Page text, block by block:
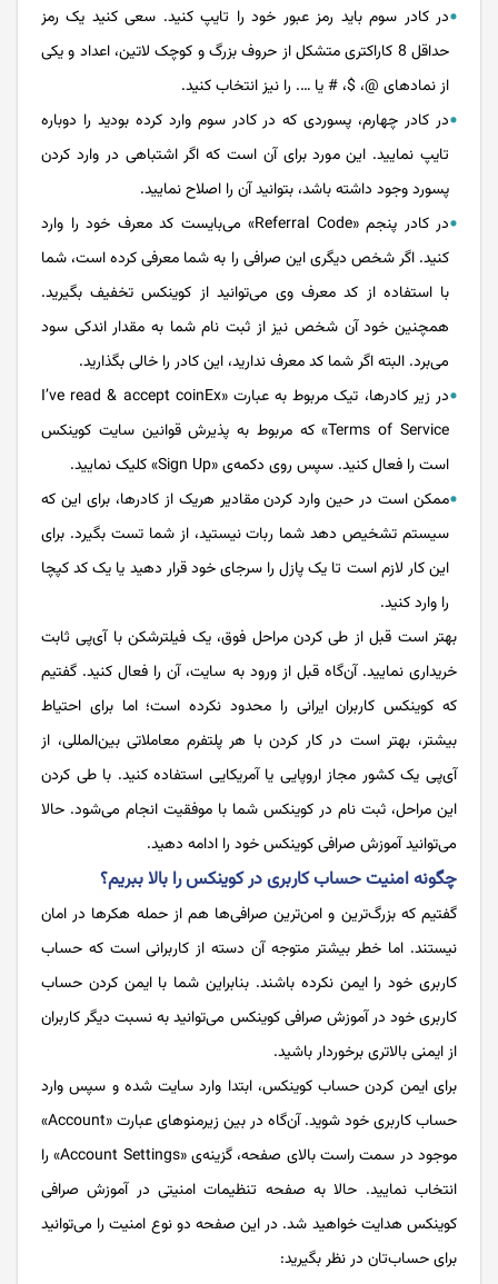
در کادر سوم باید رمز عبور خود را تایپ کنید. سعی کنید یک رمز
حداقل 8 کاراکتری متشکل از حروف بزرگ و کوچک لاتین، اعداد و یکی
از نمادهای @، $، # یا …. را نیز انتخاب کنید.
در کادر چهارم، پسوردی که در کادر سوم وارد کرده بودید را دوباره
تایپ نمایید. این مورد برای آن است که اگر اشتباهی در وارد کردن
پسورد وجود داشته باشد، بتوانید آن را اصلاح نمایید.
در کادر پنجم «Referral Code» می‌بایست کد معرف خود را وارد
کنید. اگر شخص دیگری این صرافی را به شما معرفی کرده است، شما
با استفاده از کد معرف وی می‌توانید از کوینکس تخفیف بگیرید.
همچنین خود آن شخص نیز از ثبت نام شما به مقدار اندکی سود
می‌برد. البته اگر شما کد معرف ندارید، این کادر را خالی بگذارید.
در زیر کادرها، تیک مربوط به عبارت «I’ve read & accept coinEx
Terms of Service» که مربوط به پذیرش قوانین سایت کوینکس
است را فعال کنید. سپس روی دکمه‌ی «Sign Up» کلیک نمایید.
ممکن است در حین وارد کردن مقادیر هریک از کادرها، برای این که
سیستم تشخیص دهد شما ربات نیستید، از شما تست بگیرد. برای
این کار لازم است تا یک پازل را سرجای خود قرار دهید یا یک کد کپچا
را وارد کنید.
بهتر است قبل از طی کردن مراحل فوق، یک فیلترشکن با آی‌پی‌ ثابت
خریداری نمایید. آن‌گاه قبل از ورود به سایت، آن را فعال کنید. گفتیم
که کوینکس کاربران ایرانی را محدود نکرده است؛ اما برای احتیاط
بیشتر، بهتر است در کار کردن با هر پلتفرم معاملاتی بین‌المللی،‌ از
آی‌پی یک کشور مجاز اروپایی یا آمریکایی استفاده کنید. با طی کردن
این مراحل، ثبت نام در کوینکس شما با موفقیت انجام می‌شود. حالا
می‌توانید آموزش صرافی کوینکس خود را ادامه دهید.
چگونه امنیت حساب کاربری در کوینکس را بالا ببریم؟
گفتیم که بزرگ‌ترین و امن‌ترین صرافی‌ها هم از حمله هکرها در امان
نیستند. اما خطر بیشتر متوجه آن دسته از کاربرانی است که حساب
کاربری خود را ایمن نکرده باشند. بنابراین شما با ایمن کردن حساب
کاربری خود در آموزش صرافی کوینکس می‌توانید به نسبت دیگر کاربران
از ایمنی بالاتری برخوردار باشید.
برای ایمن کردن حساب کوینکس، ابتدا وارد سایت شده و سپس وارد
حساب کاربری خود شوید. آن‌گاه در بین زیرمنوهای عبارت «Account»
موجود در سمت راست بالای صفحه، گزینه‌ی «Account Settings» را
انتخاب نمایید. حالا به صفحه تنظیمات امنیتی در آموزش صرافی
کوینکس هدایت خواهید شد. در این صفحه دو نوع امنیت را می‌توانید
برای حساب‌تان در نظر بگیرید: